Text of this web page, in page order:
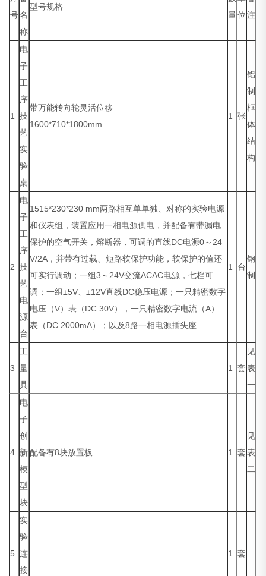
号名
称
型号规格
量位 注
1
电
子
工
序
技
艺
实
验
桌
带万能转向轮灵活位移
1600*710*1800mm
1 张
铝
制
框
体
结
构
2
电
子
工
序
技
艺
电
源
台
1515*230*230 mm两路相互单单独、对称的实验电源
和仪表组，装置应用一相电源供电，并配备有带漏电
保护的空气开关，熔断器，可调的直线DC电源0～24
V/2A，并带有过载、短路软保护功能，软保护的值还
可实行调动；一组3～24V交流ACAC电源，七档可
调；一组±5V、±12V直线DC稳压电源；一只精密数字
电压（V）表（DC 30V），一只精密数字电流（A）
表（DC 2000mA）；以及8路一相电源插头座
1 台
钢
制
3
工
量
具
1 套
见
表
一
4
电
子
创
新
模
型
块
配备有8块放置板 1 套
见
表
二
5
实
验
连
接
1 套